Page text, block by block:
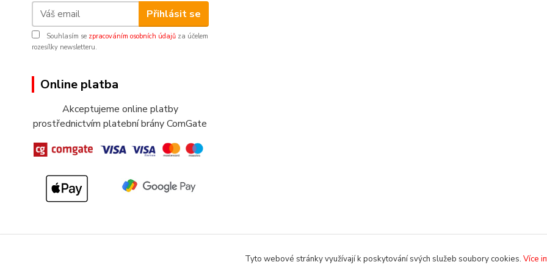
Přihlásit se
Souhlasím se zpracováním osobních údajů za účelem
rozesílky newsletteru.
Online platba
Akceptujeme online platby
prostřednictvím platební brány ComGate
Tyto webové stránky využívají k poskytování svých služeb soubory cookies. Více